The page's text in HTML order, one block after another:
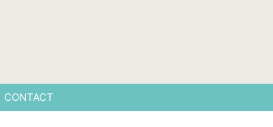
CONTACT